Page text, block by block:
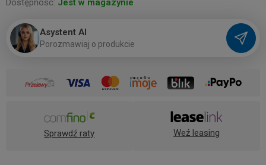
Dostępność: Jest w magazynie
Asystent AI
Porozmawiaj o produkcie
Sprawdź raty Weź leasing